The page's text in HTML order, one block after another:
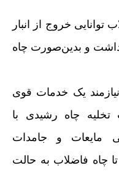
توانایی خروج از انبار
و بدین‌صورت چاه
یک خدمات قوی
تخلیه چاه رشیدی با
مایعات و جامدات
چاه فاضلاب به حالت